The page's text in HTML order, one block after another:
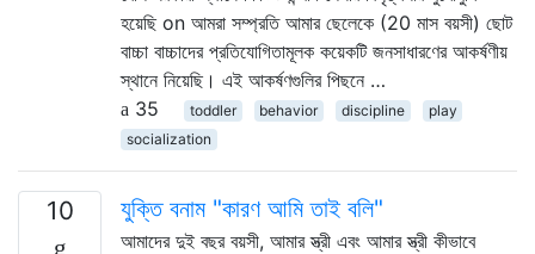
হয়েছি on আমরা সম্প্রতি আমার ছেলেকে (20 মাস বয়সী) ছোট
বাচ্চা বাচ্চাদের প্রতিযোগিতামূলক কয়েকটি জনসাধারণের আকর্ষণীয়
স্থানে নিয়েছি। এই আকর্ষণগুলির পিছনে …
35
toddler behavior discipline
play
socialization
10 যুক্তি বনাম "কারণ আমি তাই বলি"
আমাদের দুই বছর বয়সী, আমার স্ত্রী এবং আমার স্ত্রী কীভাবে